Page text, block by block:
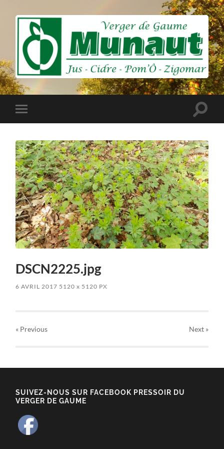
Munaut
-
Pressoir
Gaume
Toggle
mobile
Toggle
DSCN2225.jpg
6 AVRIL 2017 5120x 5120 PX
« Previous Next»
SUIVEZ-NOUS SUR FACEBOOK PRESSOIR DU
VERGER DE GAUME